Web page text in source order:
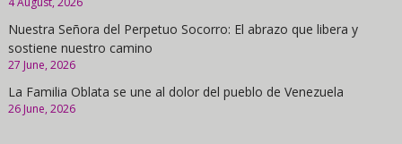
Nuestra Señora del Perpetuo Socorro: El abrazo que libera y
sostiene nuestro camino
27 June, 2026
La Familia Oblata se une al dolor del pueblo de Venezuela
26 June, 2026